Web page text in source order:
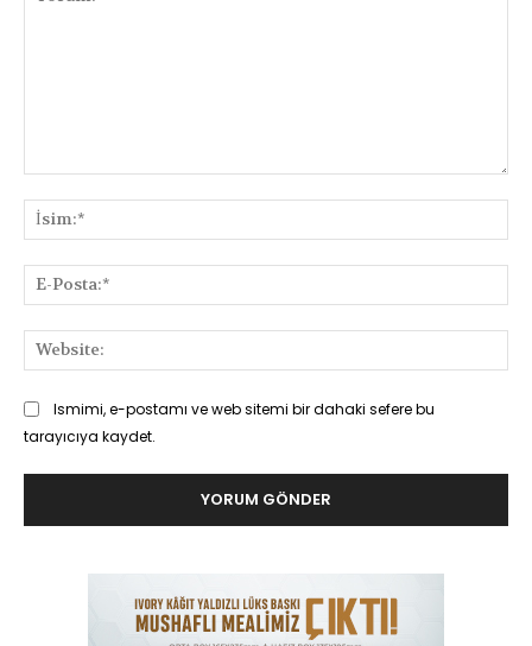
Ismimi, e-postamı ve web sitemi bir dahaki sefere bu
tarayıcıya kaydet.